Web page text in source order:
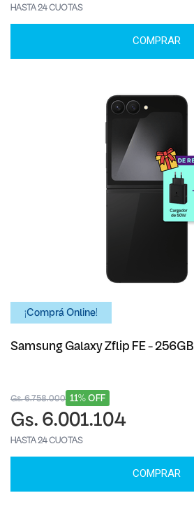
HASTA 24 CUOTAS
COMPRAR
¡Comprá Online!
Samsung Galaxy Zflip FE - 256GB
11% OFF
Gs. 6.758.000
Gs. 6.001.104
HASTA 24 CUOTAS
COMPRAR